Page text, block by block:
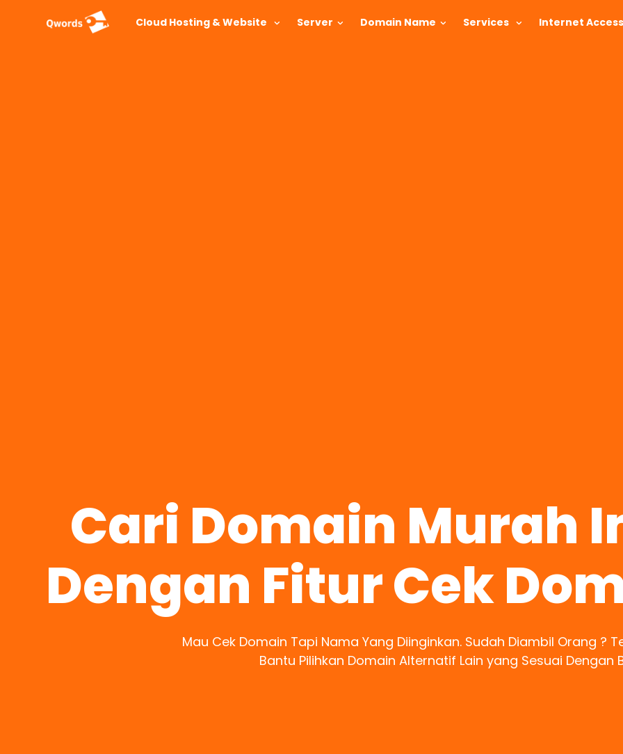
Cloud Hosting & Website Server Domain Name Services Internet Access
Cari Domain Murah
Dengan Fitur Cek
Mau Cek Domain Tapi Nama Yang Diinginkan. Sudah Diambil Orang ?
Bantu Pilihkan Domain Alternatif Lain yang Sesuai Dengan